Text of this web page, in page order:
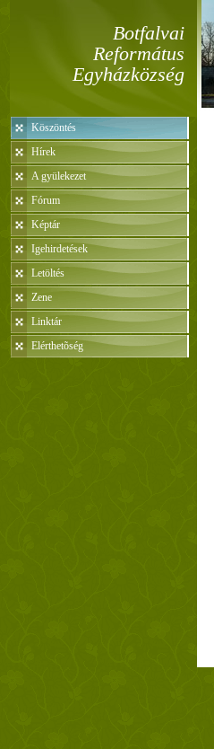
Botfalvai
Református
Egyházközség
Köszöntés
Hírek
A gyülekezet
Fórum
Képtár
Igehirdetések
Letöltés
Zene
Linktár
Elérthetõség